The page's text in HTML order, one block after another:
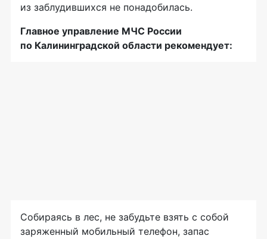
из заблудившихся не понадобилась.
Главное управление МЧС России
по Калининградской области рекомендует:
Собираясь в лес, не забудьте взять с собой
заряженный мобильный телефон, запас